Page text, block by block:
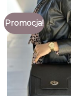
Promocja!